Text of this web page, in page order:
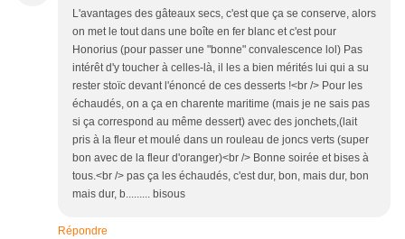
L'avantages des gâteaux secs, c'est que ça se conserve, alors
on met le tout dans une boîte en fer blanc et c'est pour
Honorius (pour passer une "bonne" convalescence lol) Pas
intérêt d'y toucher à celles-là, il les a bien mérités lui qui a su
rester stoïc devant l'énoncé de ces desserts !<br /> Pour les
échaudés, on a ça en charente maritime (mais je ne sais pas
si ça correspond au même dessert) avec des jonchets,(lait
pris à la fleur et moulé dans un rouleau de joncs verts (super
bon avec de la fleur d'oranger)<br /> Bonne soirée et bises à
tous.<br /> pas ça les échaudés, c'est dur, bon, mais dur, bon
mais dur, b......... bisous
Répondre